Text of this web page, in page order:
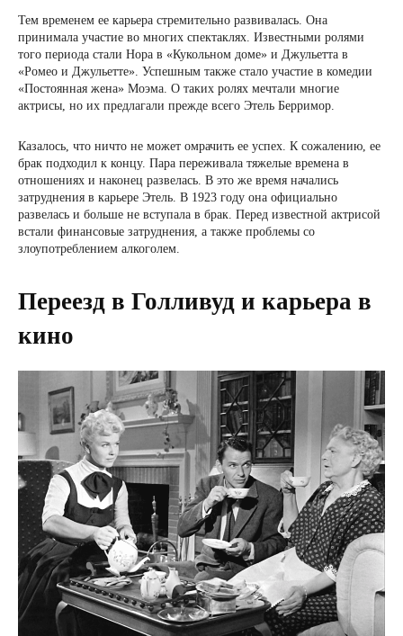
Тем временем ее карьера стремительно развивалась. Она
принимала участие во многих спектаклях. Известными ролями
того периода стали Нора в «Кукольном доме» и Джульетта в
«Ромео и Джульетте». Успешным также стало участие в комедии
«Постоянная жена» Моэма. О таких ролях мечтали многие
актрисы, но их предлагали прежде всего Этель Берримор.
Казалось, что ничто не может омрачить ее успех. К сожалению, ее
брак подходил к концу. Пара переживала тяжелые времена в
отношениях и наконец развелась. В это же время начались
затруднения в карьере Этель. В 1923 году она официально
развелась и больше не вступала в брак. Перед известной актрисой
встали финансовые затруднения, а также проблемы со
злоупотреблением алкоголем.
Переезд в Голливуд и карьера в
кино